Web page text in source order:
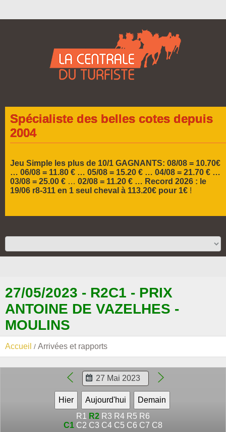
Spécialiste des belles cotes depuis
2004
Jeu Simple les plus de 10/1 GAGNANTS: 08/08 = 10.70€
… 06/08 = 11.80 € … 05/08 = 15.20 € … 04/08 = 21.70 € …
03/08 = 25.00 € … 02/08 = 11.20 € … Record 2026 : le
19/06 r8-311 en 1 seul cheval à 113.20€ pour 1€ !
27/05/2023 - R2C1 - PRIX
ANTOINE DE VAZELHES -
MOULINS
Accueil Arrivées et rapports
R1 R2 R3 R4 R5 R6
C1 C2 C3 C4 C5 C6 C7 C8